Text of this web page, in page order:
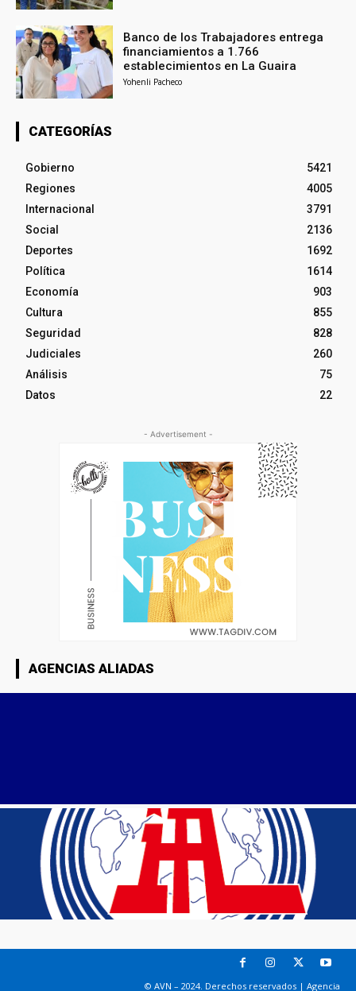
Banco de los Trabajadores entrega
financiamientos a 1.766
establecimientos en La Guaira
Yohenli Pacheco
CATEGORÍAS
Gobierno
5421
Regiones
4005
Internacional
3791
Social
2136
Deportes
1692
Política
1614
Economía
903
Cultura
855
Seguridad
828
Judiciales
260
Análisis
75
Datos
22
- Advertisement -
AGENCIAS ALIADAS
© AVN – 2024. Derechos reservados | Agencia